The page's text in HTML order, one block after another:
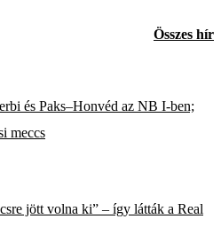
Összes hír
és Paks–Honvéd az NB I-ben;
meccs
jött volna ki” – így látták a Real